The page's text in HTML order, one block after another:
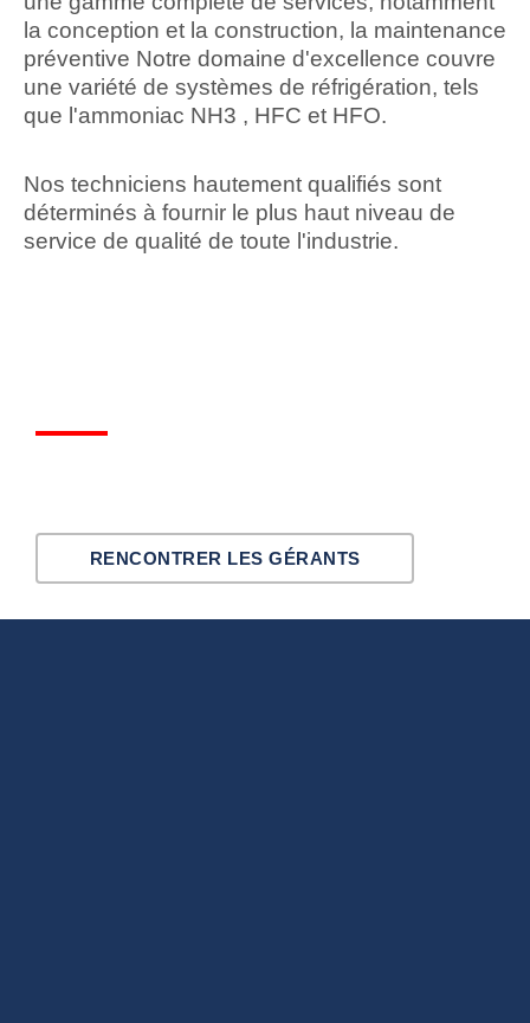
la conception et la construction, la maintenance
préventive Notre domaine d'excellence couvre
une variété de systèmes de réfrigération, tels
que l'ammoniac NH3 , HFC et HFO.
Nos techniciens hautement qualifiés sont
déterminés à fournir le plus haut niveau de
service de qualité de toute l'industrie.
RENCONTRER LES GÉRANTS